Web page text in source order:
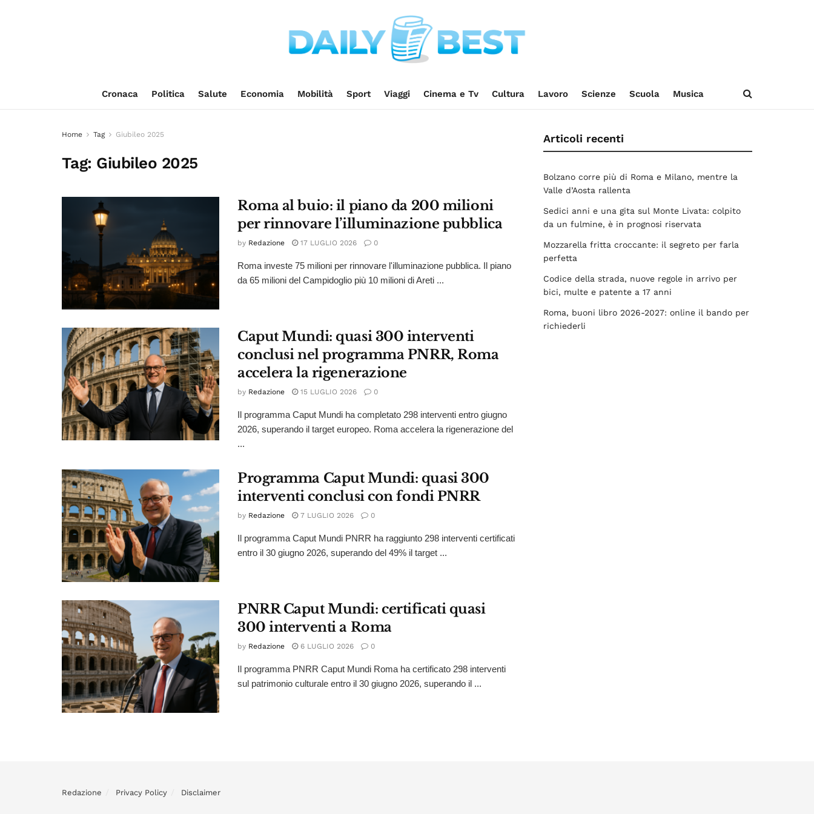
Cronaca Politica Salute Economia Mobilità Sport Viaggi Cinema e Tv Cultura Lavoro Scienze Scuola Musica
Home Tag Giubileo 2025
Tag: Giubileo 2025
Roma al buio: il piano da 200 milioni
per rinnovare l’illuminazione pubblica
by Redazione 17 LUGLIO 2026 0
Roma investe 75 milioni per rinnovare l'illuminazione pubblica. Il piano
da 65 milioni del Campidoglio più 10 milioni di Areti ...
Caput Mundi: quasi 300 interventi
conclusi nel programma PNRR, Roma
accelera la rigenerazione
by Redazione 15 LUGLIO 2026 0
Il programma Caput Mundi ha completato 298 interventi entro giugno
2026, superando il target europeo. Roma accelera la rigenerazione del
...
Programma Caput Mundi: quasi 300
interventi conclusi con fondi PNRR
by Redazione 7 LUGLIO 2026 0
Il programma Caput Mundi PNRR ha raggiunto 298 interventi certificati
entro il 30 giugno 2026, superando del 49% il target ...
PNRR Caput Mundi: certificati quasi
300 interventi a Roma
by Redazione 6 LUGLIO 2026 0
Il programma PNRR Caput Mundi Roma ha certificato 298 interventi
sul patrimonio culturale entro il 30 giugno 2026, superando il ...
Articoli recenti
Bolzano corre più di Roma e Milano, mentre la
Valle d’Aosta rallenta
Sedici anni e una gita sul Monte Livata: colpito
da un fulmine, è in prognosi riservata
Mozzarella fritta croccante: il segreto per farla
perfetta
Codice della strada, nuove regole in arrivo per
bici, multe e patente a 17 anni
Roma, buoni libro 2026-2027: online il bando per
richiederli
Redazione Privacy Policy Disclaimer